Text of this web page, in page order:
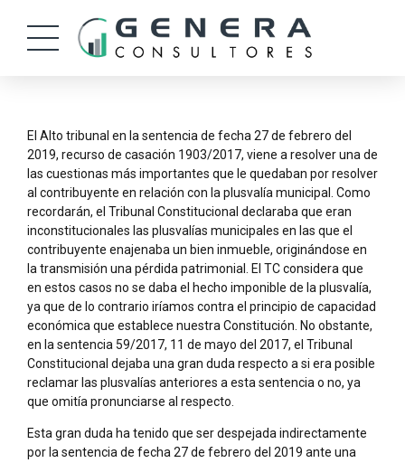
El Alto tribunal en la sentencia de fecha 27 de febrero del
2019, recurso de casación 1903/2017, viene a resolver una de
las cuestionas más importantes que le quedaban por resolver
al contribuyente en relación con la plusvalía municipal. Como
recordarán, el Tribunal Constitucional declaraba que eran
inconstitucionales las plusvalías municipales en las que el
contribuyente enajenaba un bien inmueble, originándose en
la transmisión una pérdida patrimonial. El TC considera que
en estos casos no se daba el hecho imponible de la plusvalía,
ya que de lo contrario iríamos contra el principio de capacidad
económica que establece nuestra Constitución. No obstante,
en la sentencia 59/2017, 11 de mayo del 2017, el Tribunal
Constitucional dejaba una gran duda respecto a si era posible
reclamar las plusvalías anteriores a esta sentencia o no, ya
que omitía pronunciarse al respecto.
Esta gran duda ha tenido que ser despejada indirectamente
por la sentencia de fecha 27 de febrero del 2019 ante una